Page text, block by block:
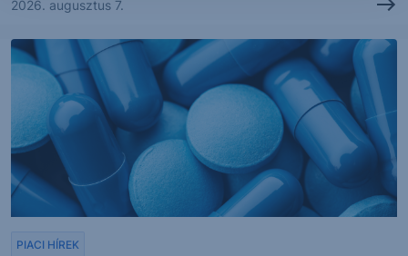
2026. augusztus 7.
PIACI HÍREK